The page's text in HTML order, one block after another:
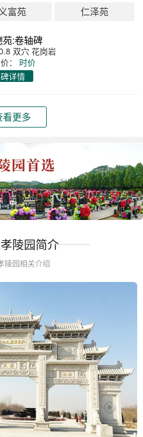
富苑 仁泽苑
苑:卷轴碑
双穴 花岗岩
：
时价
详情
看更多
陵园简介
陵园相关介绍